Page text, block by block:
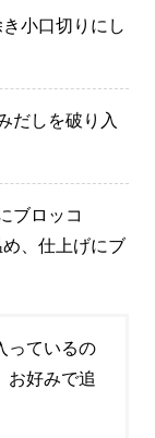
小口切りにし
だしを破り入
ブロッコ
、仕上げにブ
っているの
お好みで追